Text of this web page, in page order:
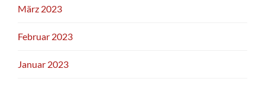
März 2023
Februar 2023
Januar 2023